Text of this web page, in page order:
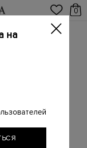
0
уборы
на